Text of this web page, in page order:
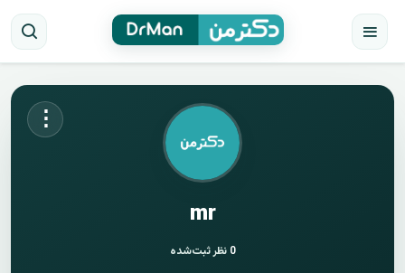
⋮
mr
0 نظر ثبت‌شده